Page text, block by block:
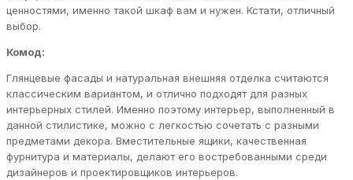
ценностями, именно такой шкаф вам и нужен. Кстати, отличный
выбор.
Комод:
Глянцевые фасады и натуральная внешняя отделка считаются
классическим вариантом, и отлично подходят для разных
интерьерных стилей. Именно поэтому интерьер, выполненный в
данной стилистике, можно с легкостью сочетать с разными
предметами декора. Вместительные ящики, качественная
фурнитура и материалы, делают его востребованными среди
дизайнеров и проектировщиков интерьеров.